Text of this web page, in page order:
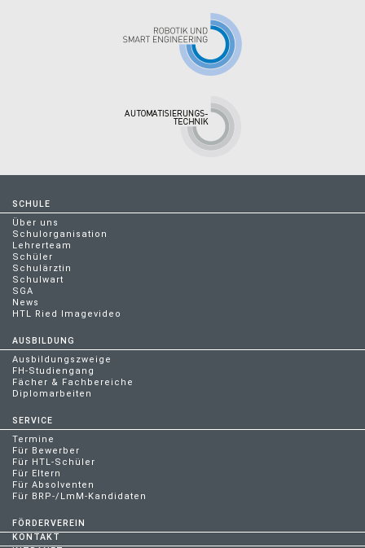
SCHULE
Über uns
Schulorganisation
Lehrerteam
Schüler
Schulärztin
Schulwart
SGA
News
HTL Ried Imagevideo
AUSBILDUNG
Ausbildungszweige
FH-Studiengang
Fächer & Fachbereiche
Diplomarbeiten
SERVICE
Termine
Für Bewerber
Für HTL-Schüler
Für Eltern
Für Absolventen
Für BRP-/LmM-Kandidaten
FÖRDERVEREIN
KONTAKT